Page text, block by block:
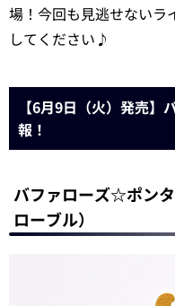
場！今回も見逃せないラ
してください♪
【6月9日（火）発売
報！
バファローズ☆ポン
ローブル）